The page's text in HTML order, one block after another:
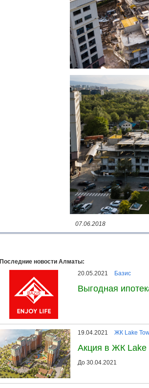
07.06.2018
Последние новости Алматы:
20.05.2021
Базис
Выгодная
19.04.2021 ЖК Lake
Акция в ЖК Lake
До 30.04.2021